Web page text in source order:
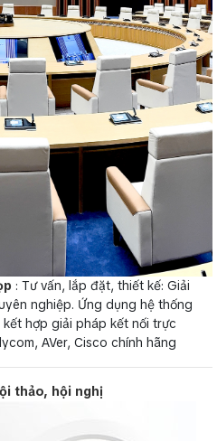
: Tư vấn, lắp đặt, thiết kế: Giải
nghiệp. Ứng dụng hệ thống
kết hợp giải pháp kết nối trực
AVer, Cisco chính hãng
thảo, hội nghị